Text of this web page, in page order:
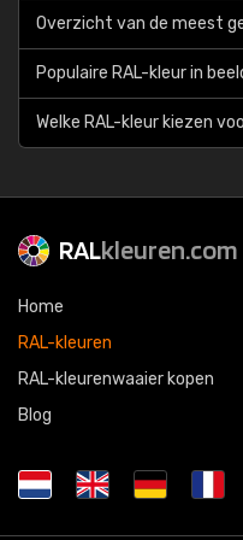
Overzicht van de meest
Populaire RAL-kleur in
Welke RAL-kleur kiezen
RALkleuren.com
Home
RAL-kleuren
RAL-kleurenwaaier kopen
Blog